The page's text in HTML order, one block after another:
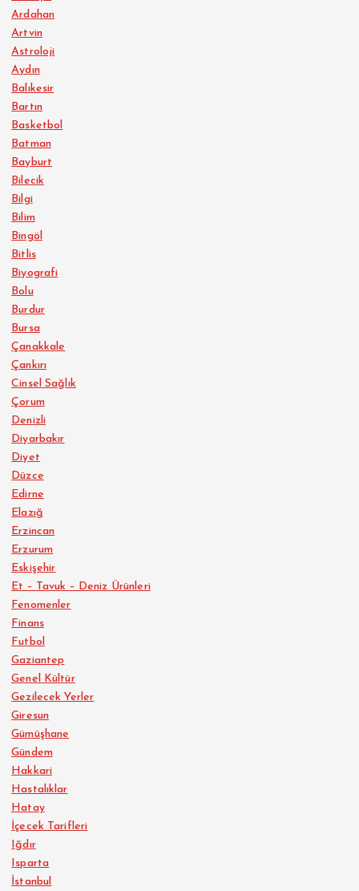
Ardahan
Artvin
Astroloji
Aydın
Balıkesir
Bartın
Basketbol
Batman
Bayburt
Bilecik
Bilgi
Bilim
Bingöl
Bitlis
Biyografi
Bolu
Burdur
Bursa
Çanakkale
Çankırı
Cinsel Sağlık
Çorum
Denizli
Diyarbakır
Diyet
Düzce
Edirne
Elazığ
Erzincan
Erzurum
Eskişehir
Et – Tavuk – Deniz Ürünleri
Fenomenler
Finans
Futbol
Gaziantep
Genel Kültür
Gezilecek Yerler
Giresun
Gümüşhane
Gündem
Hakkari
Hastalıklar
Hatay
İçecek Tarifleri
Iğdır
Isparta
İstanbul